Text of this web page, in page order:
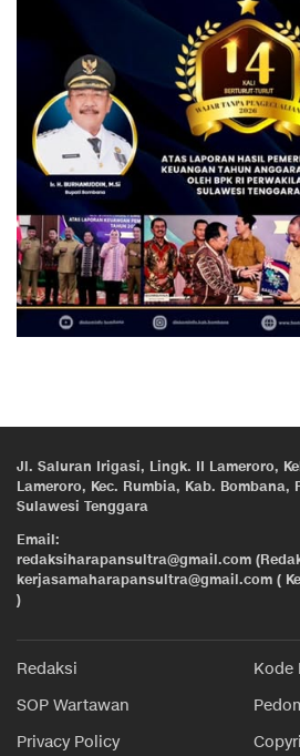
Jl. Saluran Irigasi, Lingk. II Lameroro,
Lameroro, Kec. Rumbia, Kab. Bombana,
Sulawesi Tenggara
Email:
redaksiharapansultra@gmail.com
kerjasamaharapansultra@gmail.com (
)
Redaksi
Kode
SOP Wartawan
Privacy Policy